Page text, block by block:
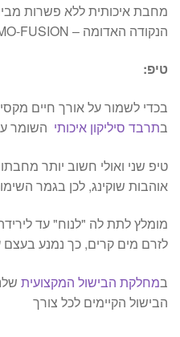
הנקודה האדומה – THERMO-FUSION™
טיפ:
בכדי לשמור על אורך חיים
בתרבד סיליקון איכותי השומר
טיפ שני ואולי חשוב יותר
אוהבות שוקינג, לכן בגמר
מומלץ לתת לה "לנוח" עד
לזרם מים קרים, כך נמנע
במחלקת הבישול המקצועית
הבישול הקיימים לכל צורך